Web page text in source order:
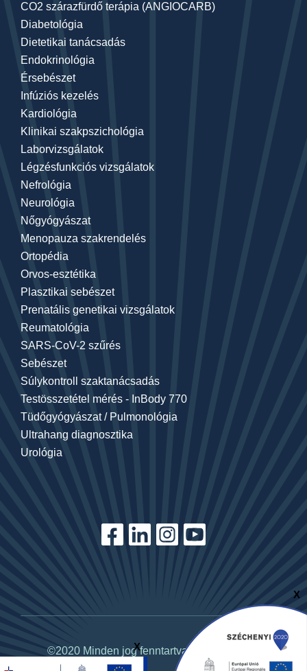
CO2 szárazfürdő terápia (ANGIOCARB)
Diabetológia
Dietetikai tanácsadás
Endokrinológia
Érsebészet
Infúziós kezelés
Kardiológia
Klinikai szakpszichológia
Laborvizsgálatok
Légzésfunkciós vizsgálatok
Nefrológia
Neurológia
Nőgyógyászat
Menopauza szakrendelés
Ortopédia
Orvos-esztétika
Plasztikai sebészet
Prenatális genetikai vizsgálatok
Reumatológia
SARS-CoV-2 szűrés
Sebészet
Súlykontroll szaktanácsadás
Testösszetétel mérés - InBody 770
Tüdőgyógyászat / Pulmonológia
Ultrahang diagnosztika
Urológia
©2020 Minden jog fenntartva. tagoremed.hu
X
X